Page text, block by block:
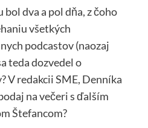
dva a pol dňa, z čoho
všetkých
podcastov (naozaj
teda dozvedel o
V redakcii SME, Denníka
na večeri s ďalším
Štefancom?